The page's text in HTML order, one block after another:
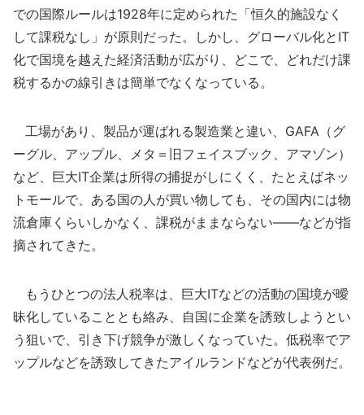
での国際ルールは1928年に定められた「恒久的施設なく
して課税なし」が原則だった。しかし、グローバル化とIT
化で国境を越えた経済活動が広がり、どこで、どれだけ課
税するかの線引きは簡単でなくなっている。
工場があり、製品が運ばれる製造業と違い、GAFA（グ
ーグル、アップル、メタ＝旧フェイスブック、アマゾン）
など、巨大IT企業は所得の捕捉がしにくく、たとえばネッ
トモールで、ある国の人が買い物しても、その国内には物
流倉庫くらいしかなく、課税がままならない――などが指
摘されてきた。
もうひとつの法人税率は、巨大ITなどの活動の国境が曖
昧化していることとも絡み、自国に企業を誘致しようとい
う狙いで、引き下げ競争が激しくなっていた。低税率でア
ップルなどを誘致してきたアイルランドなどが代表例だ。